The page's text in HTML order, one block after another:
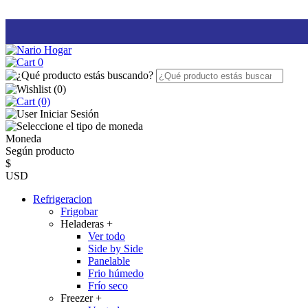
0
(0)
(0)
Iniciar Sesión
Moneda
Según producto
$
USD
Refrigeracion
Frigobar
Heladeras +
Ver todo
Side by Side
Panelable
Frio húmedo
Frío seco
Freezer+